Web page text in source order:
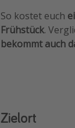
So kostet euch
Frühstück.
bekommt auch
Zielort